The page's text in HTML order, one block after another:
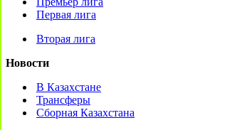
Первая лига
Вторая лига
Новости
В Казахстане
Трансферы
Сборная Казахстана